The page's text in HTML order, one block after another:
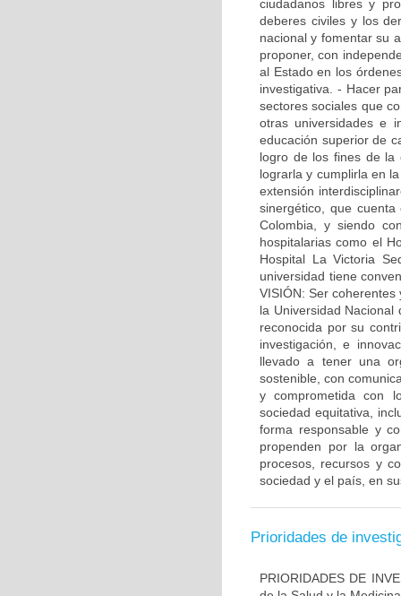
ciudadanos libres y
deberes civiles y los
nacional y fomentar su
proponer, con
al Estado en los
investigativa. - Hacer
sectores sociales que
otras universidades e
educación superior de
logro de los fines de la
lograrla y cumplirla en
extensión
sinergético, que
Colombia, y siendo
hospitalarias como el
Hospital La Victoria
universidad tiene
VISIÓN: Ser
la Universidad
reconocida por su
investigación, e
llevado a tener una
sostenible, con
y comprometida con
sociedad equitativa,
forma responsable y
propenden por la
procesos, recursos y
sociedad y el país, en
Prioridades de
PRIORIDADES DE